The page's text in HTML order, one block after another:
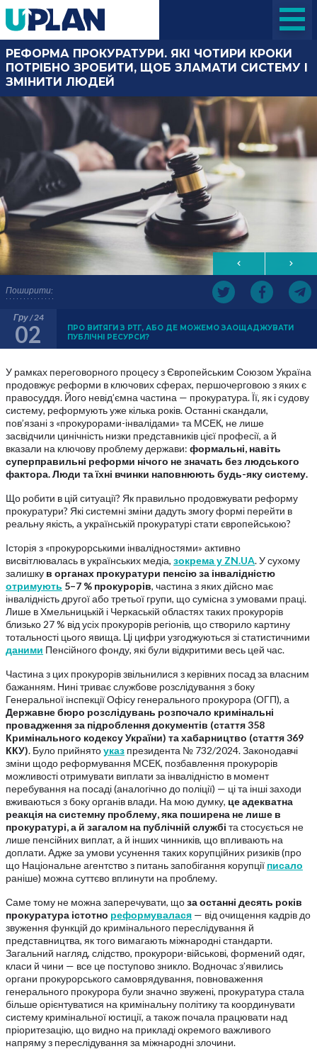
Поширити:
РЕФОРМА ПРОКУРАТУРИ. ЯКІ ЧОТИРИ КРОКИ
ПОТРІБНО ЗРОБИТИ, ЩОБ ЗЛАМАТИ СИСТЕМУ І
ЗМІНИТИ ЛЮДЕЙ
Гру / 24
02
ПРО ВИТЯГИ З РТГ, АБО ДЕ МОЖЕМО ЗАОЩАДЖУВАТИ
ПУБЛІЧНІ РЕСУРСИ?
У рамках переговорного процесу з Європейським Союзом Україна
продовжує реформи в ключових сферах, першочерговою з яких є
правосуддя. Його невід’ємна частина — прокуратура. Її, як і судову
систему, реформують уже кілька років. Останні скандали,
пов’язані з «прокурорами-інвалідами» та МСЕК, не лише
засвідчили цинічність низки представників цієї професії, а й
вказали на ключову проблему держави: формальні, навіть
суперправильні реформи нічого незначать безлюдського
фактора.Люди таїхні вчинки наповнюють будь-якусистему.
Що робити в цій ситуації? Як правильно продовжувати реформу
прокуратури? Які системні зміни дадуть змогу формі перейти в
реальну якість, а українській прокуратурі стати європейською?
Історія з «прокурорськими інвалідностями» активно
висвітлювалась в українських медіа, зокрема у ZN.UA. У сухому
залишку в органах прокуратури пенсіюза інвалідністю
отримують 5–7 % прокурорів, частина з яких дійсно має
інвалідність другої або третьої групи, що сумісна з умовами праці.
Лише в Хмельницькій і Черкаській областях таких прокурорів
близько 27 % від усіх прокурорів регіонів, що створило картину
тотальності цього явища. Ці цифри узгоджуються зі статистичними
даними Пенсійного фонду, які були відкритими весь цей час.
Частина з цих прокурорів звільнилися з керівних посад за власним
бажанням. Нині триває службове розслідування з боку
Генеральної інспекції Офісу генерального прокурора (ОГП), а
Державнебюро розслідувань розпочало кримінальні
провадженняза підробленнядокументів (стаття358
Кримінального кодексу України) тахабарництво (стаття369
ККУ). Було прийнятоуказ президента № 732/2024. Законодавчі
зміни щодо реформування МСЕК, позбавлення прокурорів
можливості отримувати виплати за інвалідністю в момент
перебування на посаді (аналогічно до поліції) — ці та інші заходи
вживаються з боку органів влади. На мою думку, цеадекватна
реакція насистемну проблему,яка поширена нелише в
прокуратурі,а й загалом на публічній службі та стосується не
лише пенсійних виплат, а й інших чинників, що впливають на
доплати. Адже за умови усунення таких корупційних ризиків (про
що Національне агентство з питань запобігання корупції писало
раніше) можна суттєво вплинути на проблему.
Саме тому не можна заперечувати, щозаостанні десять років
прокуратура істотно реформувалася — від очищення кадрів до
звуження функцій до кримінального переслідування й
представництва, як того вимагають міжнародні стандарти.
Загальний нагляд, слідство, прокурори-військові, формений одяг,
класи й чини — все це поступово зникло. Водночас з’явились
органи прокурорського самоврядування, повноваження
генерального прокурора були значно звужені, прокуратура стала
більше орієнтуватися на кримінальну політику та координувати
систему кримінальної юстиції, а також почала працювати над
пріоритезацію, що видно на прикладі окремого важливого
напряму з переслідування за міжнародні злочини.